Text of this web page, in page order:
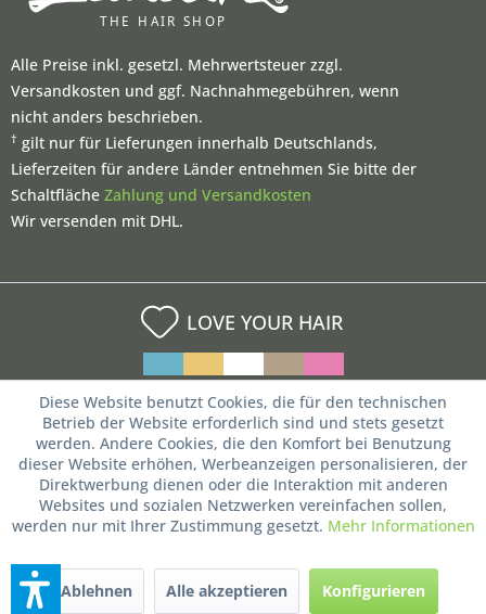
Alle Preise inkl. gesetzl. Mehrwertsteuer zzgl.
Versandkosten und ggf. Nachnahmegebühren, wenn
nicht anders beschrieben.
† gilt nur für Lieferungen innerhalb Deutschlands,
Lieferzeiten für andere Länder entnehmen Sie bitte der
Schaltfläche Zahlung und Versandkosten
Wir versenden mit DHL.
LOVE YOUR HAIR
Diese Website benutzt Cookies, die für den technischen
Betrieb der Website erforderlich sind und stets gesetzt
werden. Andere Cookies, die den Komfort bei Benutzung
dieser Website erhöhen, Werbeanzeigen personalisieren, der
Direktwerbung dienen oder die Interaktion mit anderen
Websites und sozialen Netzwerken vereinfachen sollen,
werden nur mit Ihrer Zustimmung gesetzt. Mehr Informationen
Ablehnen Alle akzeptieren Konfigurieren